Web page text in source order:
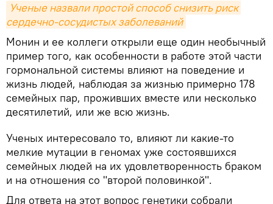
Ученые назвали простой способ снизить риск
сердечно-сосудистых заболеваний
Монин и ее коллеги открыли еще один необычный
пример того, как особенности в работе этой части
гормональной системы влияют на поведение и
жизнь людей, наблюдая за жизнью примерно 178
семейных пар, проживших вместе или несколько
десятилетий, или же всю жизнь.
Ученых интересовало то, влияют ли какие-то
мелкие мутации в геномах уже состоявшихся
семейных людей на их удовлетворенность браком
и на отношения со "второй половинкой".
Для ответа на этот вопрос генетики собрали